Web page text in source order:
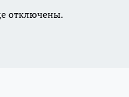
отключены.